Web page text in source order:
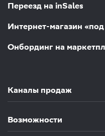
Переезд на inSales
Интернет-магазин
Онбординг на
Каналы продаж
Возможности